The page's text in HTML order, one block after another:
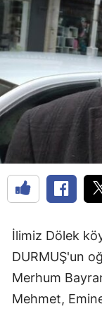
İlimiz Dölek
DURMUŞ'un
Merhum
Mehmet,